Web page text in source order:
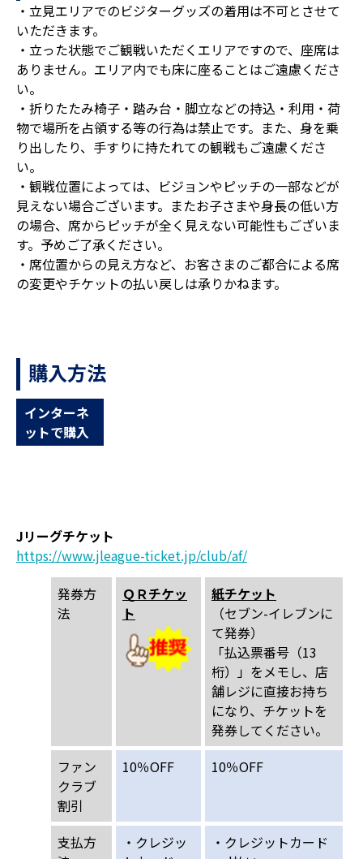
・立見エリアでのビジターグッズの着用は不可とさせて
いただきます。
・立った状態でご観戦いただくエリアですので、座席は
ありません。エリア内でも床に座ることはご遠慮くださ
い。
・折りたたみ椅子・踏み台・脚立などの持込・利用・荷
物で場所を占領する等の行為は禁止です。また、身を乗
り出したり、手すりに持たれての観戦もご遠慮くださ
い。
・観戦位置によっては、ビジョンやピッチの一部などが
見えない場合ございます。またお子さまや身長の低い方
の場合、席からピッチが全く見えない可能性もございま
す。予めご了承ください。
・席位置からの見え方など、お客さまのご都合による席
の変更やチケットの払い戻しは承りかねます。
購入方法
インターネ
ットで購入
Jリーグチケット
https://www.jleague-ticket.jp/club/af/
発券方
法
ＱＲチケッ
ト
紙チケット
（セブン-イレブンに
て発券）
「払込票番号（13
桁）」をメモし、店
舗レジに直接お持ち
になり、チケットを
発券してください。
ファン
クラブ
割引
10％OFF 10％OFF
支払方
・クレジッ
・クレジットカード